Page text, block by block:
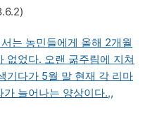
는 농민들에게 올해 2개월
없었다. 오랜 굶주림에 지쳐
기다가 5월 말 현재 각 리마
늘어나는 양상이다.,,